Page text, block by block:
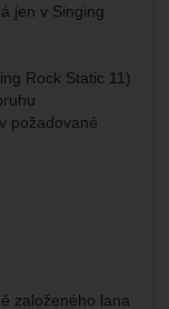
jen v Singing
Rock Static 11)
požadované
založeného lana